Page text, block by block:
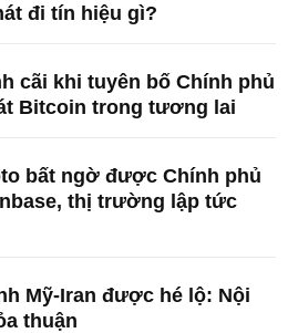
đi tín hiệu gì?
cãi khi tuyên bố Chính phủ
Bitcoin trong tương lai
bất ngờ được Chính phủ
thị trường lập tức
Mỹ-Iran được hé lộ: Nội
thuận